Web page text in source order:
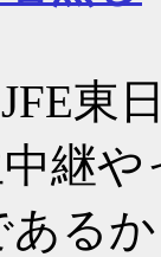
東
継や
ある